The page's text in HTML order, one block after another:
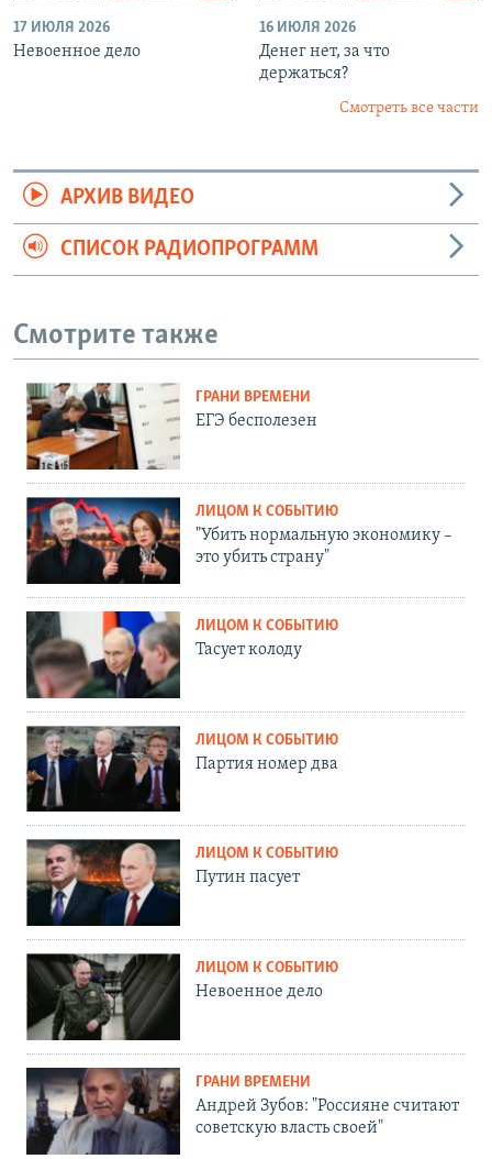
17 ИЮЛЯ 2026
Невоенное дело
16 ИЮЛЯ 2026
Денег нет, за что
держаться?
Смотреть все части
АРХИВ ВИДЕО
СПИСОК РАДИОПРОГРАММ
Смотрите также
ГРАНИ ВРЕМЕНИ
ЕГЭ бесполезен
ЛИЦОМ К СОБЫТИЮ
"Убить нормальную экономику –
это убить страну"
ЛИЦОМ К СОБЫТИЮ
Тасует колоду
ЛИЦОМ К СОБЫТИЮ
Партия номер два
ЛИЦОМ К СОБЫТИЮ
Путин пасует
ЛИЦОМ К СОБЫТИЮ
Невоенное дело
ГРАНИ ВРЕМЕНИ
Андрей Зубов: "Россияне считают
советскую власть своей"